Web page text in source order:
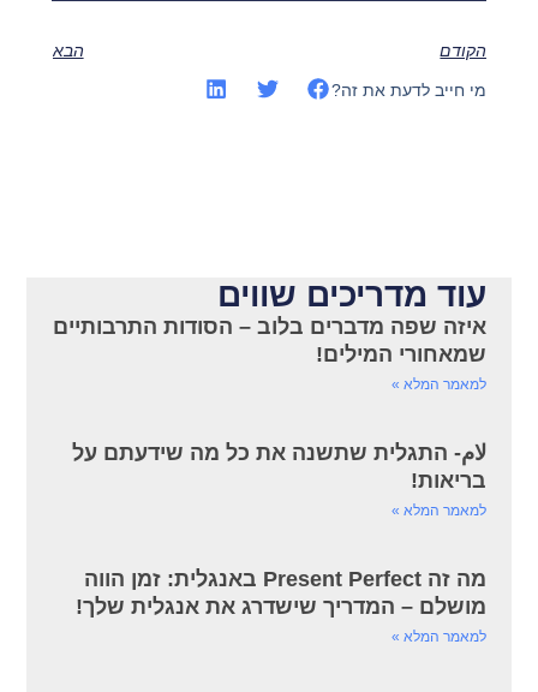
הקודם הבא
מי חייב לדעת את זה?
עוד מדריכים שווים
איזה שפה מדברים בלוב – הסודות התרבותיים
שמאחורי המילים!
למאמר המלא »
لام- התגלית שתשנה את כל מה שידעתם על
בריאות!
למאמר המלא »
מה זה Present Perfect באנגלית: זמן הווה
מושלם – המדריך שישדרג את אנגלית שלך!
למאמר המלא »